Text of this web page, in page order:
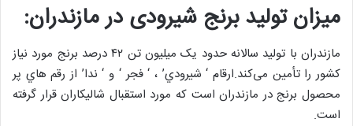
میزان تولید برنج شیرودی در مازندران:
مازندران با تولید سالانه حدود یک میلیون تن ۴۲ درصد برنج مورد نیاز
کشور را تأمین می‌کند.ارقام ‘ شيرودي’ ، ‘ فجر ‘ و ‘ ندا’ از رقم هاي پر
محصول برنج در مازندران است كه مورد استقبال شاليكاران قرار گرفته
است.